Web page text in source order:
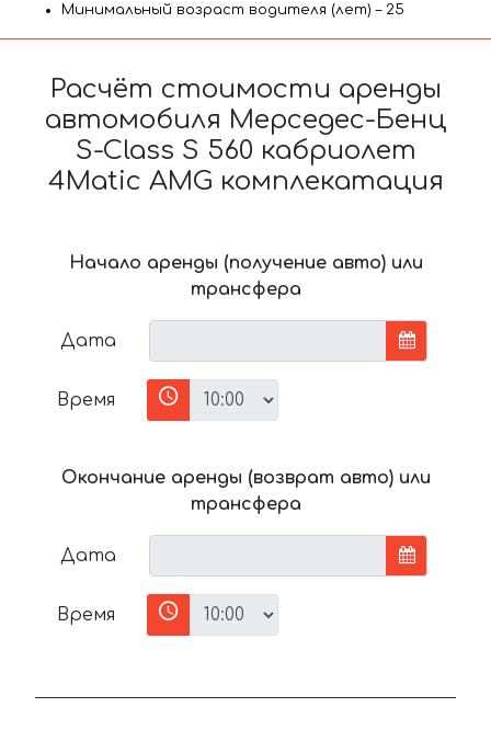
Минимальный возраст водителя (лет) – 25
Расчёт стоимости аренды
автомобиля Мерседес-Бенц
S-Class S 560 кабриолет
4Matic AMG комплекатация
Начало аренды (получение авто) или
трансфера
Дата
Время
Окончание аренды (возврат авто) или
трансфера
Дата
Время